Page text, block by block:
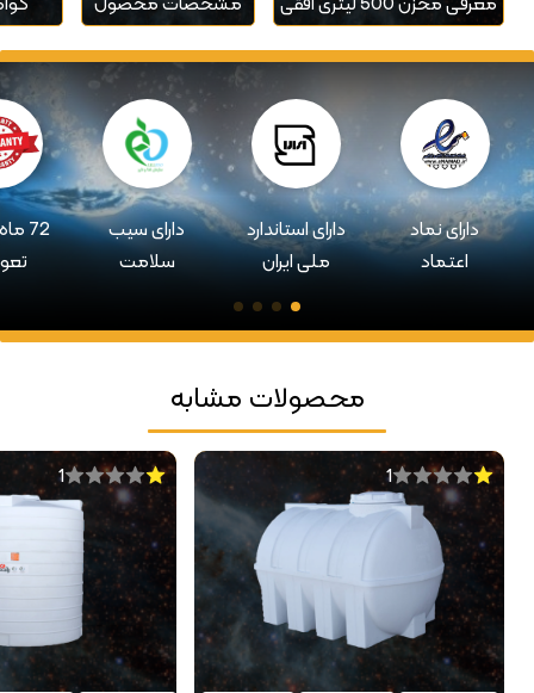
دارای نماد
اعتماد
دارای استاندارد
ملی ایران
دارای سیب
سلامت
72
محصولات مشابه
1
1